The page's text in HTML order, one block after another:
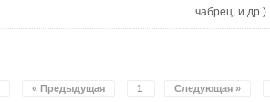
чабрец, и др.).
« Предыдущая 1 Следующая »